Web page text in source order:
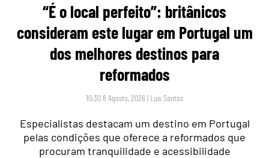
“É o local perfeito”: britânicos
consideram este lugar em Portugal um
dos melhores destinos para
reformados
10:30 8 Agosto, 2026 | Luís Santos
Especialistas destacam um destino em Portugal
pelas condições que oferece a reformados que
procuram tranquilidade e acessibilidade